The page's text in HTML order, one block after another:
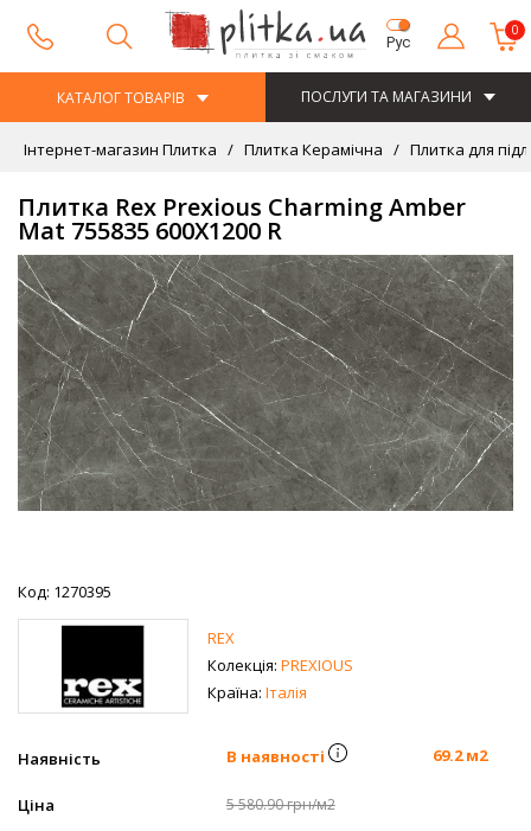
Рус
0
КАТАЛОГ ТОВАРІВ ПОСЛУГИ ТА МАГАЗИНИ
Інтернет-магазин Плитка Плитка Керамічна Плитка для
Плитка Rex Prexious Charming Amber
Mat 755835 600Х1200 R
Код: 1270395
REX
Колекція: PREXIOUS
Країна: Італія
Наявність В наявності 69.2 м2
Ціна 5 580.90 грн/м2